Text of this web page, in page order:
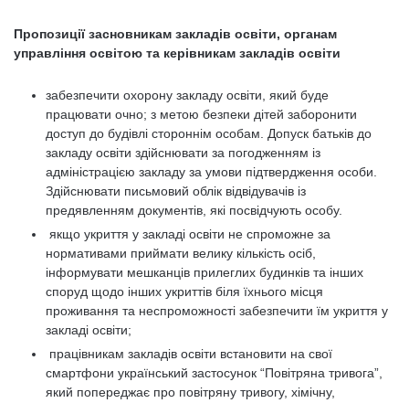
Пропозиції засновникам закладів освіти, органам
управління освітою та керівникам закладів освіти
забезпечити охорону закладу освіти, який буде
працювати очно; з метою безпеки дітей заборонити
доступ до будівлі стороннім особам. Допуск батьків до
закладу освіти здійснювати за погодженням із
адміністрацією закладу за умови підтвердження особи.
Здійснювати письмовий облік відвідувачів із
предявленням документів, які посвідчують особу.
якщо укриття у закладі освіти не спроможне за
нормативами приймати велику кількість осіб,
інформувати мешканців прилеглих будинків та інших
споруд щодо інших укриттів біля їхнього місця
проживання та неспроможності забезпечити їм укриття у
закладі освіти;
працівникам закладів освіти встановити на свої
смартфони український застосунок “Повітряна тривога”,
який попереджає про повітряну тривогу, хімічну,